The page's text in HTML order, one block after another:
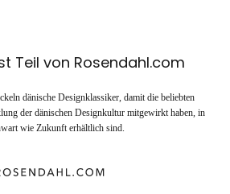
Teil von Rosendahl.com
dänische Designklassiker, damit die beliebten
der dänischen Designkultur mitgewirkt haben, in
wie Zukunft erhältlich sind.